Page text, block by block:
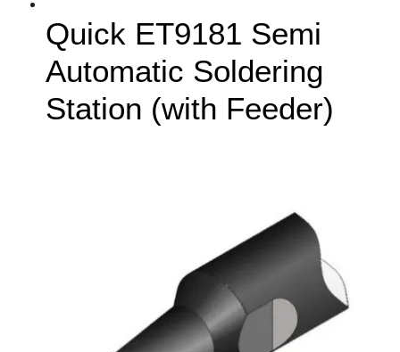
Quick ET9181 Semi
Automatic Soldering
Station (with Feeder)